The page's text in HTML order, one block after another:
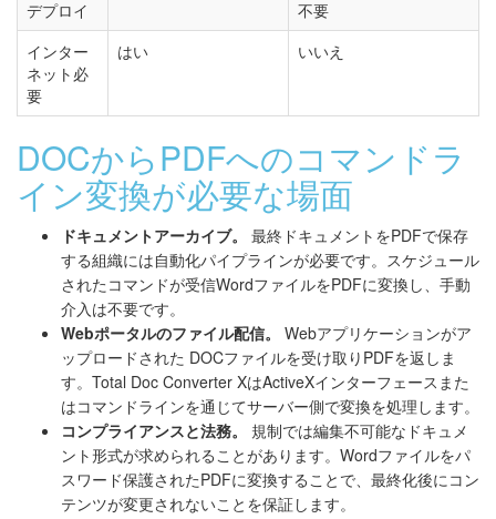
デプロイ
不要
インター
ネット必
要
はい いいえ
DOCからPDFへのコマンドラ
イン変換が必要な場面
ドキュメントアーカイブ。
最終ドキュメントをPDFで保存
する組織には自動化パイプラインが必要です。スケジュール
されたコマンドが受信WordファイルをPDFに変換し、手動
介入は不要です。
Webポータルのファイル配信。
Webアプリケーションがア
ップロードされた DOCファイルを受け取りPDFを返しま
す。Total Doc Converter XはActiveXインターフェースまた
はコマンドラインを通じてサーバー側で変換を処理します。
コンプライアンスと法務。
規制では編集不可能なドキュメ
ント形式が求められることがあります。Wordファイルをパ
スワード保護されたPDFに変換することで、最終化後にコン
テンツが変更されないことを保証します。